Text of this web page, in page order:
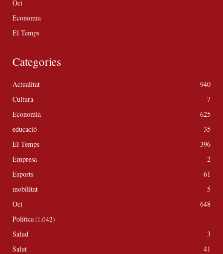
Oci
Economia
El Temps
Categories
Actualitat
940
Cultura
7
Economia
625
educació
35
El Temps
396
Empresa
2
Esports
61
mobilitat
5
Oci
648
Política(1.042)
Salud
3
Salut
41